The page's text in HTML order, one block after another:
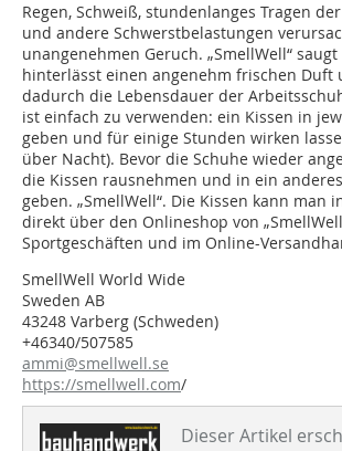
Regen, Schweiß, stundenlanges Tragen
und andere Schwerstbelastungen
unangenehmen Geruch. „SmellWell“
hinterlässt einen angenehm frischen Duft
dadurch die Lebensdauer der
ist einfach zu verwenden: ein Kissen in
geben und für einige Stunden wirken
über Nacht). Bevor die Schuhe wieder
die Kissen rausnehmen und in ein
geben. „SmellWell“. Die Kissen kann man
direkt über den Onlineshop von
Sportgeschäften und im Online-
SmellWell World Wide
Sweden AB
43248 Varberg (Schweden)
+46340/507585
ammi@smellwell.se
https://smellwell.com/
Dieser Artikel